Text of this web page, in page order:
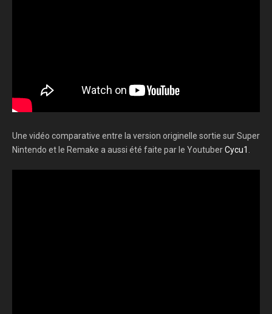
Une vidéo comparative entre la version originelle sortie sur Super
Nintendo et le Remake a aussi été faite par le YoutuberCycu1 .